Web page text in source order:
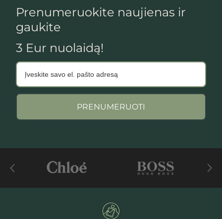
Prenumeruokite naujienas ir
gaukite
3 Eur nuolaidą!
PRENUMERUOTI